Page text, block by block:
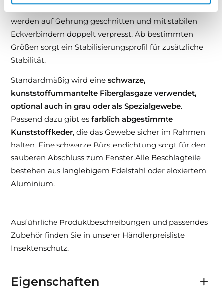
verschiedenen Farben oder RAL-Tönen. Die Rahmen
werden auf Gehrung geschnitten und mit stabilen
Eckverbindern doppelt verpresst. Ab bestimmten
Größen sorgt ein Stabilisierungsprofil für zusätzliche
Stabilität.
Standardmäßig wird eineschwarze,
kunststoffummantelte Fiberglasgaze verwendet,
optional auch in grau oder als Spezialgewebe.
Passend dazu gibt esfarblich abgestimmte
Kunststoffkeder, die das Gewebe sicher im Rahmen
halten. Eine schwarze Bürstendichtung sorgt für den
sauberen Abschluss zum Fenster.Alle Beschlagteile
bestehen aus langlebigem Edelstahl oder eloxiertem
Aluminium.
Ausführliche Produktbeschreibungen und passendes
Zubehör finden Sie in unserer Händlerpreisliste
Insektenschutz.
Eigenschaften